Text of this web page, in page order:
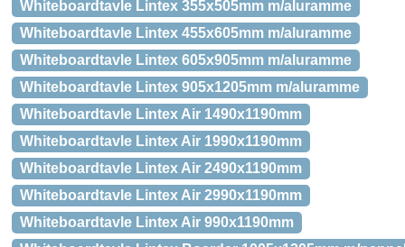
Whiteboardtavle Lintex 355x505mm m/aluramme
Whiteboardtavle Lintex 455x605mm m/aluramme
Whiteboardtavle Lintex 605x905mm m/aluramme
Whiteboardtavle Lintex 905x1205mm m/aluramme
Whiteboardtavle Lintex Air 1490x1190mm
Whiteboardtavle Lintex Air 1990x1190mm
Whiteboardtavle Lintex Air 2490x1190mm
Whiteboardtavle Lintex Air 2990x1190mm
Whiteboardtavle Lintex Air 990x1190mm